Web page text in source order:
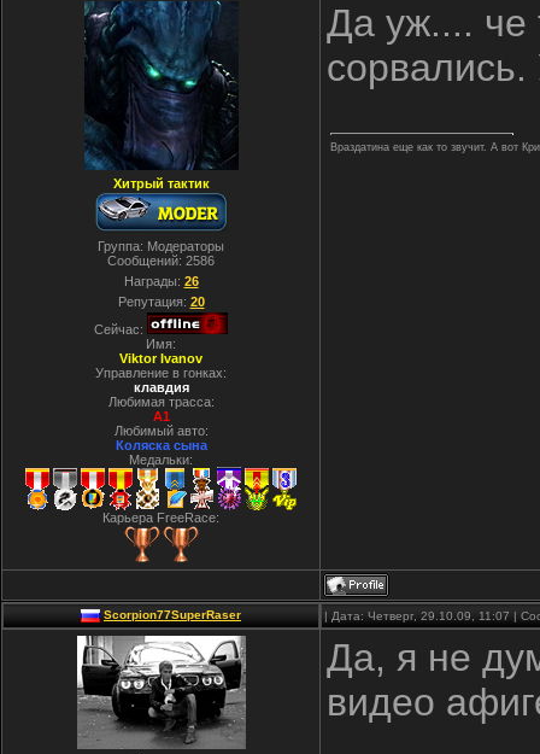
Хитрый тактик
Группа: Модераторы
Сообщений: 2586
Награды: 26
Репутация: 20
Сейчас:
Имя:
Viktor Ivanov
Управление в гонках:
клавдия
Любимая трасса:
A1
Любимый авто:
Коляска сына
Медальки:
Карьера FreeRace:
Да уж.... че
Враздатина еще как то звучит. А вот
Scorpion77SuperRaser | Дата: Четверг, 29.10.09, 11:07 |
Да, я не
видео